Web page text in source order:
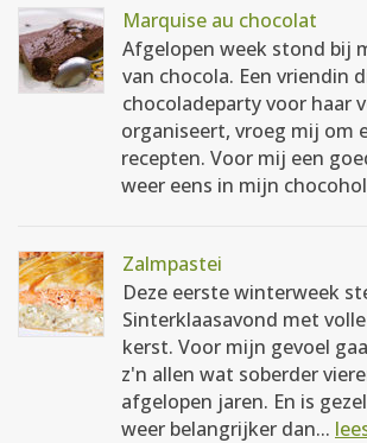
Marquise au chocolat
Afgelopen week stond bij
van chocola. Een vriendin
chocoladeparty voor haar
organiseert, vroeg mij om
recepten. Voor mij een
weer eens in mijn
Zalmpastei
Deze eerste winterweek
Sinterklaasavond met
kerst. Voor mijn gevoel
z'n allen wat soberder
afgelopen jaren. En is
weer belangrijker dan...